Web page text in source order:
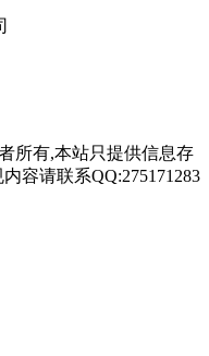
所有,本站只提供信息存
容请联系QQ:275171283